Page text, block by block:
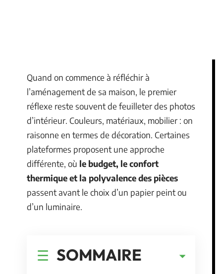
Quand on commence à réfléchir à
l’aménagement de sa maison, le premier
réflexe reste souvent de feuilleter des photos
d’intérieur. Couleurs, matériaux, mobilier : on
raisonne en termes de décoration. Certaines
plateformes proposent une approche
différente, où le budget, le confort
thermique et la polyvalence des pièces
passent avant le choix d’un papier peint ou
d’un luminaire.
SOMMAIRE